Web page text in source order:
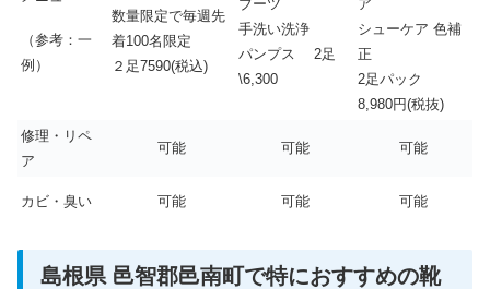
（参考：一
例）
数量限定で毎週先
着100名限定
２足7590(税込)
ブーツ
手洗い洗浄
パンプス 2足
\6,300
ア
シューケア 色補
正
2足パック
8,980円(税抜)
修理・リペ
ア
可能 可能 可能
カビ・臭い 可能 可能 可能
島根県 邑智郡邑南町で特におすすめの靴